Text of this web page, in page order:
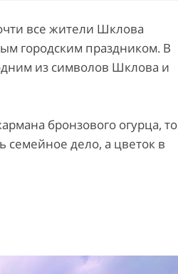
все жители Шклова
городским праздником. В
из символов Шклова и
бронзового огурца, то
семейное дело, а цветок в